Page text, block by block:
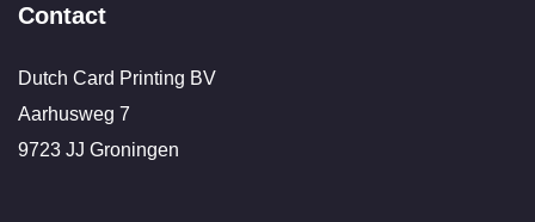
Contact
Dutch Card Printing BV
Aarhusweg 7
9723 JJ Groningen